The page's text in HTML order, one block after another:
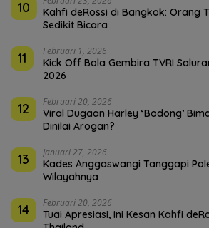
10
Kahfi deRossi di Bangkok: Orang
Sedikit Bicara
11 Februari 1, 2026
Kick Off Bola Gembira TVRI
2026
12 Februari 20, 2026
Viral Dugaan Harley ‘Bodong’
Dinilai Arogan?
13 Januari 27, 2026
Kades Anggaswangi Tanggapi
Wilayahnya
14 Februari 20, 2026
Tuai Apresiasi, Ini Kesan Kahfi